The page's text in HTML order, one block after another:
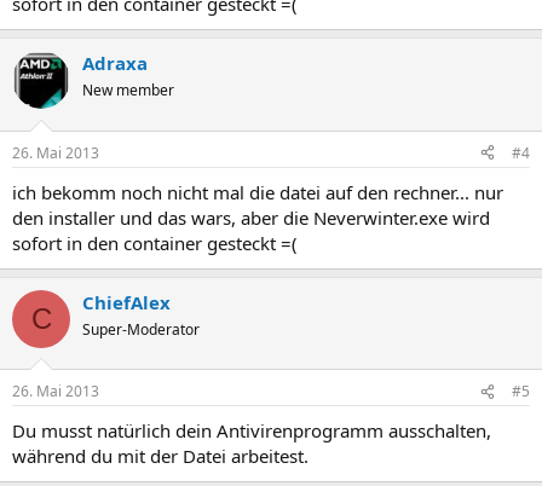
Adraxa
New member
26. Mai 2013 #4
ich bekomm noch nicht mal die datei auf den rechner... nur
den installer und das wars, aber die Neverwinter.exe wird
sofort in den container gesteckt =(
C ChiefAlex
Super-Moderator
26. Mai 2013 #5
Du musst natürlich dein Antivirenprogramm ausschalten,
während du mit der Datei arbeitest.